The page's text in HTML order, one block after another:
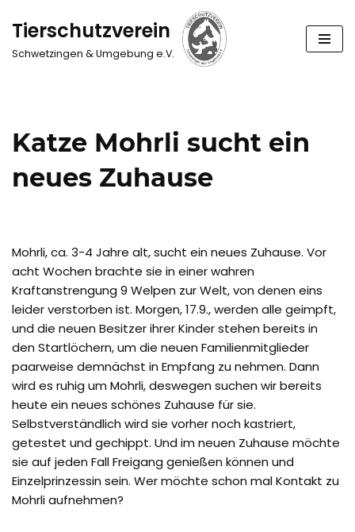
Zum
Inhalt
Tierschutzverein
Schwetzingen & Umgebung e.V.
Katze Mohrli sucht ein
neues Zuhause
Mohrli, ca. 3-4 Jahre alt, sucht ein neues Zuhause. Vor
acht Wochen brachte sie in einer wahren
Kraftanstrengung 9 Welpen zur Welt, von denen eins
leider verstorben ist. Morgen, 17.9., werden alle geimpft,
und die neuen Besitzer ihrer Kinder stehen bereits in
den Startlöchern, um die neuen Familienmitglieder
paarweise demnächst in Empfang zu nehmen. Dann
wird es ruhig um Mohrli, deswegen suchen wir bereits
heute ein neues schönes Zuhause für sie.
Selbstverständlich wird sie vorher noch kastriert,
getestet und gechippt. Und im neuen Zuhause möchte
sie auf jeden Fall Freigang genießen können und
Einzelprinzessin sein. Wer möchte schon mal Kontakt zu
Mohrli aufnehmen?